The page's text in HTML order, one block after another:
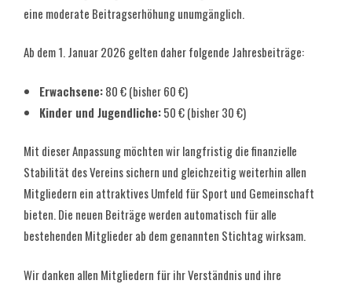
eine moderate Beitragserhöhung unumgänglich.
Ab dem 1. Januar 2026 gelten daher folgende Jahresbeiträge:
Erwachsene:80 € (bisher 60 €)
Kinder und Jugendliche:50 € (bisher 30 €)
Mit dieser Anpassung möchten wir langfristig die finanzielle
Stabilität des Vereins sichern und gleichzeitig weiterhin allen
Mitgliedern ein attraktives Umfeld für Sport und Gemeinschaft
bieten. Die neuen Beiträge werden automatisch für alle
bestehenden Mitglieder ab dem genannten Stichtag wirksam.
Wir danken allen Mitgliedern für ihr Verständnis und ihre